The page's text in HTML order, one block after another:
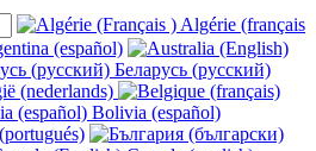
Algérie (français
(español)
Беларусь (русский)
(nederlands)
Bolivia (español)